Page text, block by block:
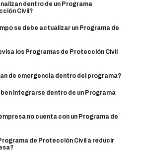
dentro de un Programa
Civil?
se debe actualizar un Programa de
los Programas de Protección Civil
de emergencia dentro del programa?
integrarse dentro de un Programa
no cuenta con un Programa de
de Protección Civil a reducir